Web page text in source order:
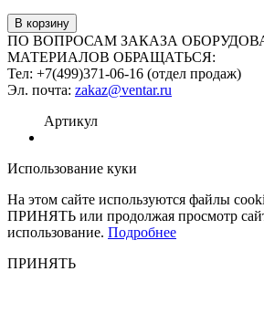
ПО ВОПРОСАМ ЗАКАЗА
МАТЕРИАЛОВ ОБРАЩАТЬСЯ:
Тел: +7(499)371-06-16 (отдел продаж)
Эл. почта: zakaz@ventar.ru
Артикул
Использование куки
На этом сайте используются файлы
ПРИНЯТЬ или продолжая просмотр
использование. Подробнее
ПРИНЯТЬ